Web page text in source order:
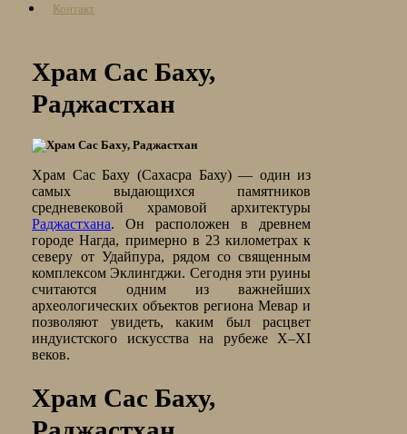
Контакт
Храм Сас Баху,
Раджастхан
Храм Сас Баху (Сахасра Баху) — один из
самых выдающихся памятников
средневековой храмовой архитектуры
Раджастхана. Он расположен в древнем
городе Нагда, примерно в 23 километрах к
северу от Удайпура, рядом со священным
комплексом Эклингджи. Сегодня эти руины
считаются одним из важнейших
археологических объектов региона Мевар и
позволяют увидеть, каким был расцвет
индуистского искусства на рубеже X–XI
веков.
Храм Сас Баху,